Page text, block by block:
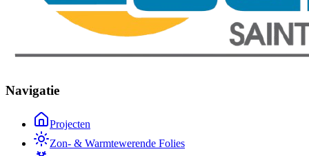
Navigatie
Projecten
Zon- & Warmtewerende Folies